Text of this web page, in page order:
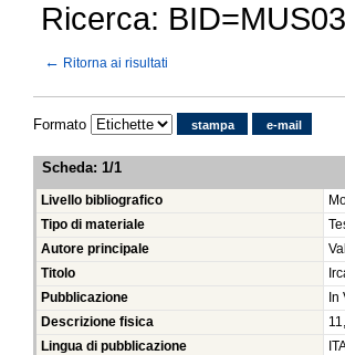
Ricerca:
← Ritorna ai risultati
Formato stampa e-mail
Scheda: 1/1
Livello bibliografico
Tipo di materiale
Autore principale
Titolo
Pubblicazione
In
Descrizione fisica
Lingua di pubblicazione